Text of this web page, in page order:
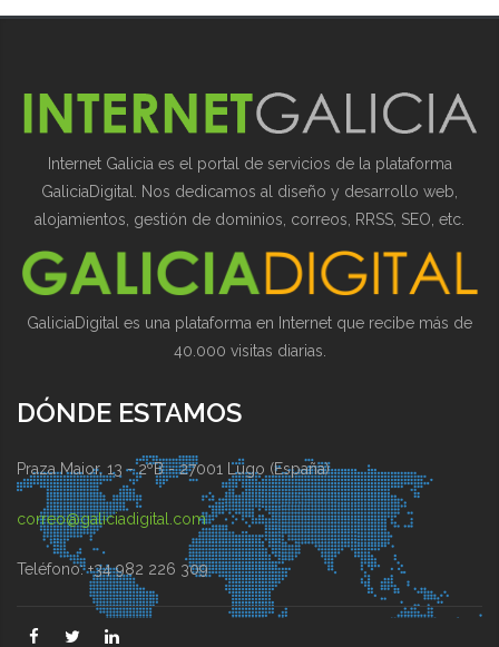
Internet Galicia es el portal de servicios de la plataforma
GaliciaDigital. Nos dedicamos al diseño y desarrollo web,
alojamientos, gestión de dominios, correos, RRSS, SEO, etc.
GaliciaDigital es una plataforma en Internet que recibe más de
40.000 visitas diarias.
DÓNDE ESTAMOS
Praza Maior, 13 - 2ºB - 27001 Lugo (España)
correo@galiciadigital.com
Teléfono: +34 982 226 309